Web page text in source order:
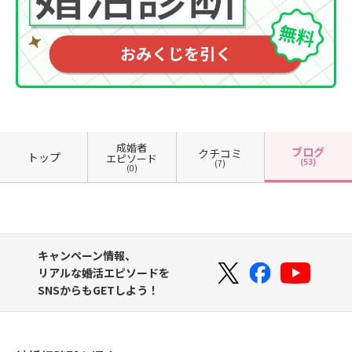
トップ
成婚者
エピソード
(0)
クチコミ
(7)
ブログ
(53)
キャンペーン情報、
リアルな婚活エピソードを
SNSからもGETしよう！